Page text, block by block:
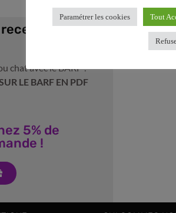
votre
chat avec le BARF ?
LE BARF EN PDF
5% de
!
Paramétrer les cookies Tout